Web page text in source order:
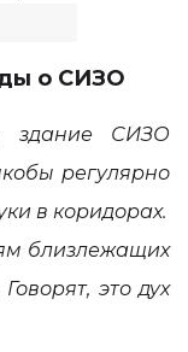
о СИЗО
здание СИЗО
регулярно
в коридорах.
близлежащих
это дух